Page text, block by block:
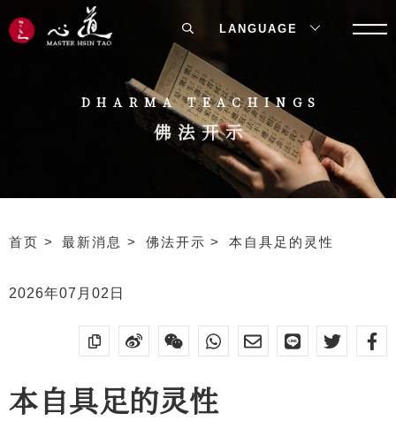
DHARMA TEACHINGS
佛法开示
首页 最新消息 佛法开示 本自具足的灵性
2026年07月02日
本自具足的灵性
LANGUAGE